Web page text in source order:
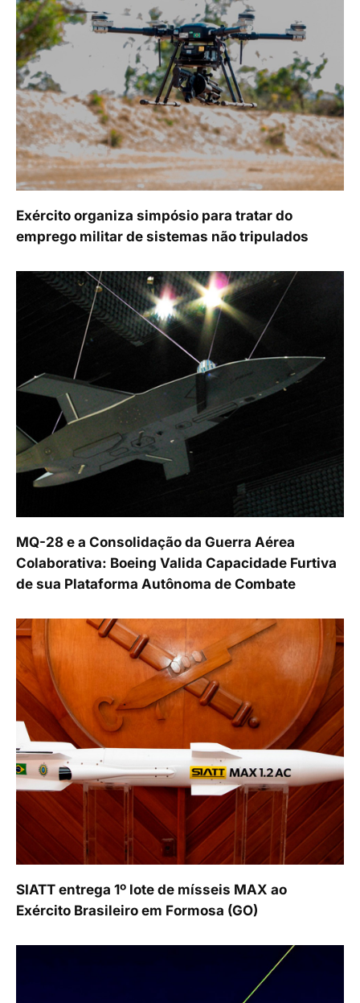
Exército organiza simpósio para tratar do
emprego militar de sistemas não tripulados
MQ-28 e a Consolidação da Guerra Aérea
Colaborativa: Boeing Valida Capacidade Furtiva
de sua Plataforma Autônoma de Combate
SIATT entrega 1º lote de mísseis MAX ao
Exército Brasileiro em Formosa (GO)